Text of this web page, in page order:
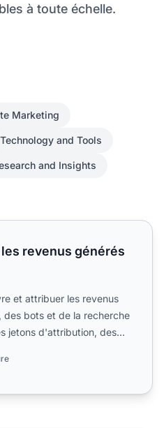
à toute échelle.
Marketing
Technology and Tools
and Insights
générés par les agents IA
revenus générés
et attribuer les revenus
bots et de la recherche
jetons d'attribution, des